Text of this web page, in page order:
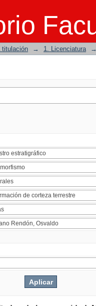
titulación → 1. Licenciatura